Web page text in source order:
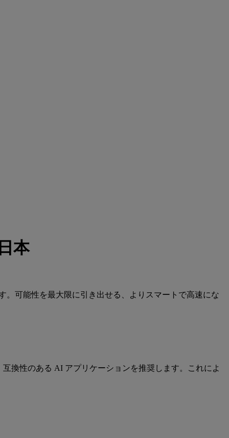
本
可能性を最大限に引き出せる、よりスマートで高速にな
換性のある AI アプリケーションを推奨します。これによ